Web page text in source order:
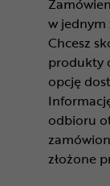
w jednym
Chcesz
produkty
opcję
odbioru
złożone